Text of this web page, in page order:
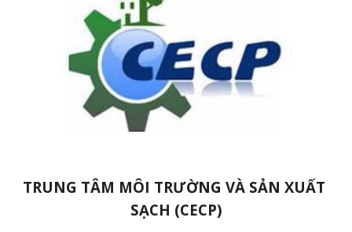
TRUNG TÂM MÔI TRƯỜNG VÀ SẢN XUẤT
SẠCH (CECP)